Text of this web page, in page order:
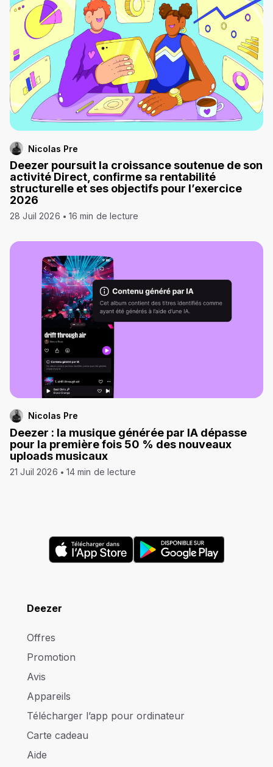
Nicolas Pre
Deezer poursuit la croissance soutenue de son
activité Direct, confirme sa rentabilité
structurelle et ses objectifs pour l’exercice
2026
28 Juil 2026 16 min de lecture
Nicolas Pre
Deezer : la musique générée par IA dépasse
pour la première fois 50 % des nouveaux
uploads musicaux
21 Juil 2026 14 min de lecture
Deezer
Offres
Promotion
Avis
Appareils
Télécharger l’app pour ordinateur
Carte cadeau
Aide